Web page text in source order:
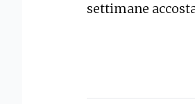
settimane